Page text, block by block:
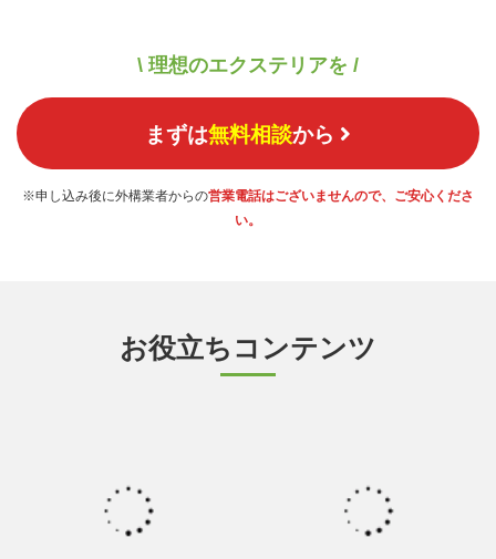
\ 理想のエクステリアを /
まずは無料相談から
※申し込み後に外構業者からの営業電話はございませんので、ご安心くださ
い。
お役立ちコンテンツ